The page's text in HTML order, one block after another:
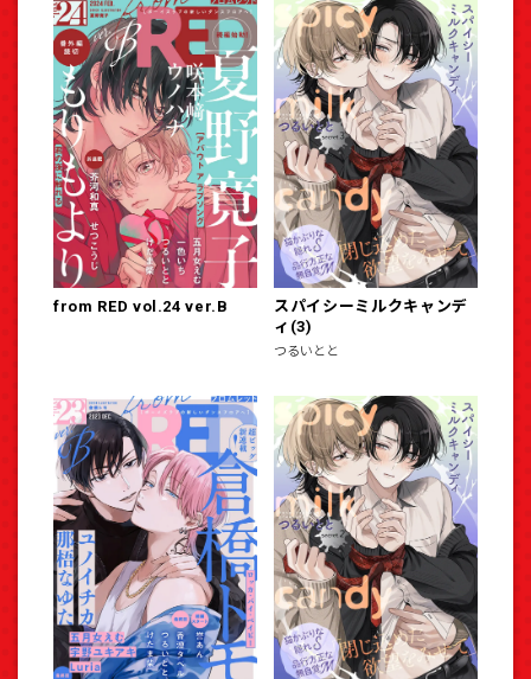
from RED vol.24 ver.B
スパイシーミルクキャンデ
ィ(3)
つるいとと